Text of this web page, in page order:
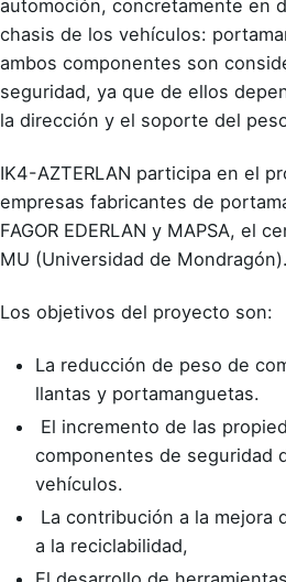
automoción, concretamente en
chasis de los vehículos:
ambos componentes son
seguridad, ya que de ellos
la dirección y el soporte del
IK4-AZTERLAN participa en el
empresas fabricantes de
FAGOR EDERLAN y MAPSA, el
MU (Universidad de Mondragón).
Los objetivos del proyecto son:
La reducción de peso de
llantas y portamanguetas.
El incremento de las
componentes de seguridad
vehículos.
La contribución a la mejora
a la reciclabilidad,